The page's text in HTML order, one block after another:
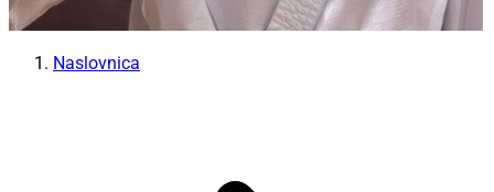
Naslovnica